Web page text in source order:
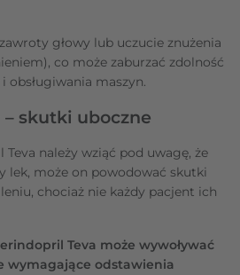
głowy lub uczucie znużenia
co może zaburzać zdolność
obsługiwania maszyn.
skutki uboczne
należy wziąć pod uwagę, że
lek, może on powodować skutki
chociaż nie każdy pacjent ich
Teva może wywoływać
wymagające odstawienia